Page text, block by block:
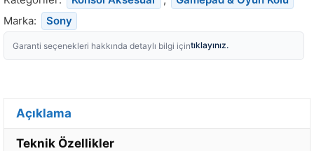
Marka:
Sony
Garanti seçenekleri hakkında detaylı bilgi içintıklayınız.
Açıklama
Teknik Özellikler